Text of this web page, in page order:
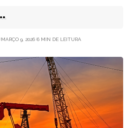
MARÇO 9, 2026 6 MIN DE LEITURA